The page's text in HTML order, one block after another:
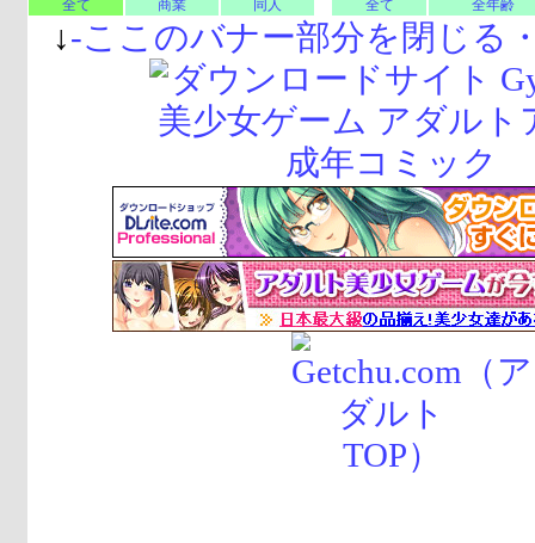
全て 商業 同人 全て 全年齢
↓-ここのバナー部分を閉じる